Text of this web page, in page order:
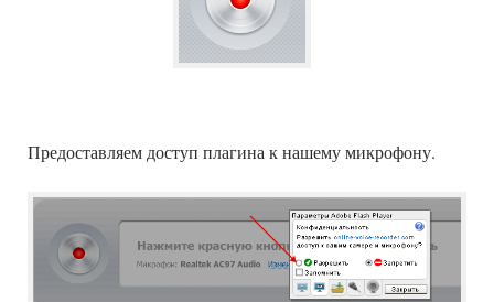
Предоставляем доступ плагина к нашему микрофону.